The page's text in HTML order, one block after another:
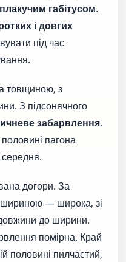
плакучим габітусом.
і довгих
під час
товщиною, з
З підсонячного
забарвлення.
пагона
середня.
догори. За
— широка, зі
до ширини.
помірна. Край
половині пилчастий,